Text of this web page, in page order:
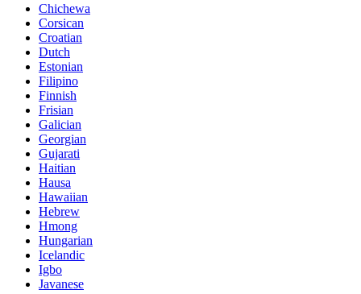
Chichewa
Corsican
Croatian
Dutch
Estonian
Filipino
Finnish
Frisian
Galician
Georgian
Gujarati
Haitian
Hausa
Hawaiian
Hebrew
Hmong
Hungarian
Icelandic
Igbo
Javanese